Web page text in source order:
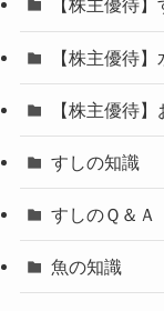
【株主優待
【株主優待
【株主優待
すしの知識
すしのＱ＆Ａ
魚の知識